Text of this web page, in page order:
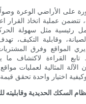
على الأراضي الوعرة
عملية اتخاذ القرار
رئيسية مثل سهولة
وقابلية التكيف،
المواقع وفرق
تابع القراءة لاكتشاف ما
سعة 5 أطنان الآلة المثالية لعمليات
السكك الحديدية وقابليته